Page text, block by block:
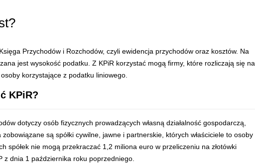
Przychodów i Rozchodów, czyli ewidencja przychodów oraz kosztów. Na
jest wysokość podatku. Z KPiR korzystać mogą firmy, które rozliczają się na
korzystające z podatku liniowego.
KPiR?
dotyczy osób fizycznych prowadzących własną działalność gospodarczą,
są spółki cywilne, jawne i partnerskie, których właściciele to osoby
spółek nie mogą przekraczać 1,2 miliona euro w przeliczeniu na złotówki
z dnia 1 października roku poprzedniego.